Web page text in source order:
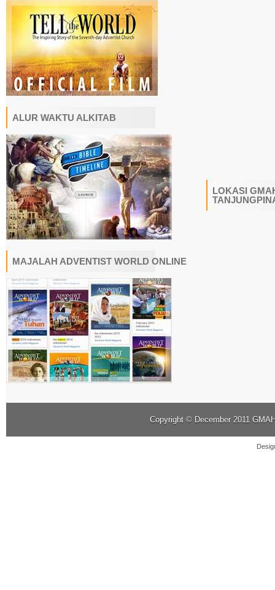
ALUR WAKTU ALKITAB
MAJALAH ADVENTIST WORLD ONLINE
LOKASI
Copyright © December 2011